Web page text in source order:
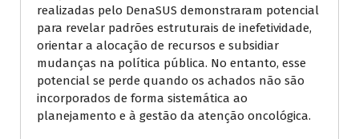
realizadas pelo DenaSUS demonstraram potencial
para revelar padrões estruturais de inefetividade,
orientar a alocação de recursos e subsidiar
mudanças na política pública. No entanto, esse
potencial se perde quando os achados não são
incorporados de forma sistemática ao
planejamento e à gestão da atenção oncológica.